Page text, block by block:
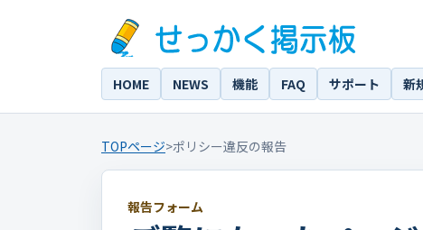
HOME NEWS 機能 FAQ サポート 新
TOPページ>ポリシー違反の報告
報告フォーム